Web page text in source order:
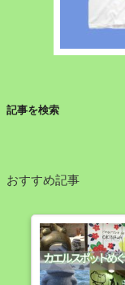
記事を検索
おすすめ記事